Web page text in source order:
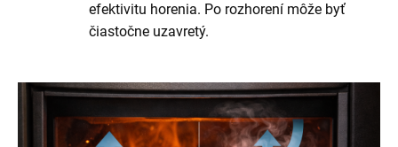
efektivitu horenia. Po rozhorení môže byť
čiastočne uzavretý.